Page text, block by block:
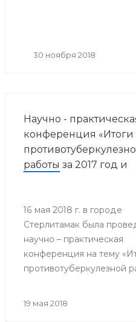
30 ноября 2018
Научно -
конференция «Итоги
работы за 2017 год и
помощи населению
Республики
16 мая 2018 г. в городе
Стерлитамак была
научно – практическая
конференция на тему
противотуберкулезной
19 мая 2018